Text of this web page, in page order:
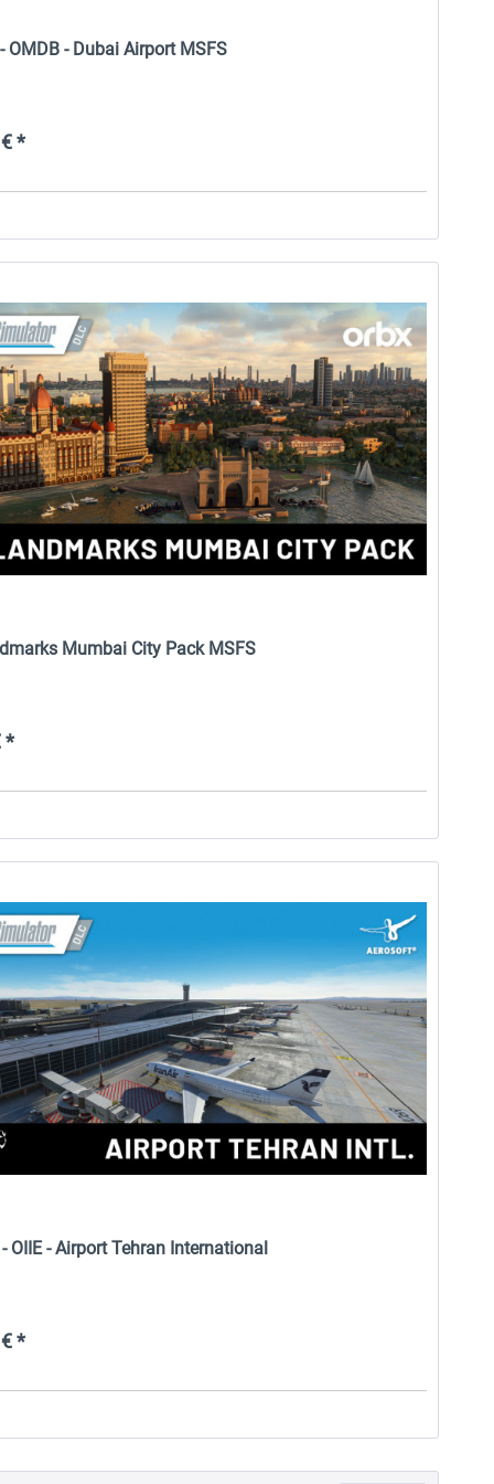
OMDB - Dubai Airport MSFS
*
Mumbai City Pack MSFS
*
OIIE - Airport Tehran International
*